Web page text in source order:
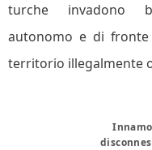
turche invadono
autonomo e di
territorio illegalmente